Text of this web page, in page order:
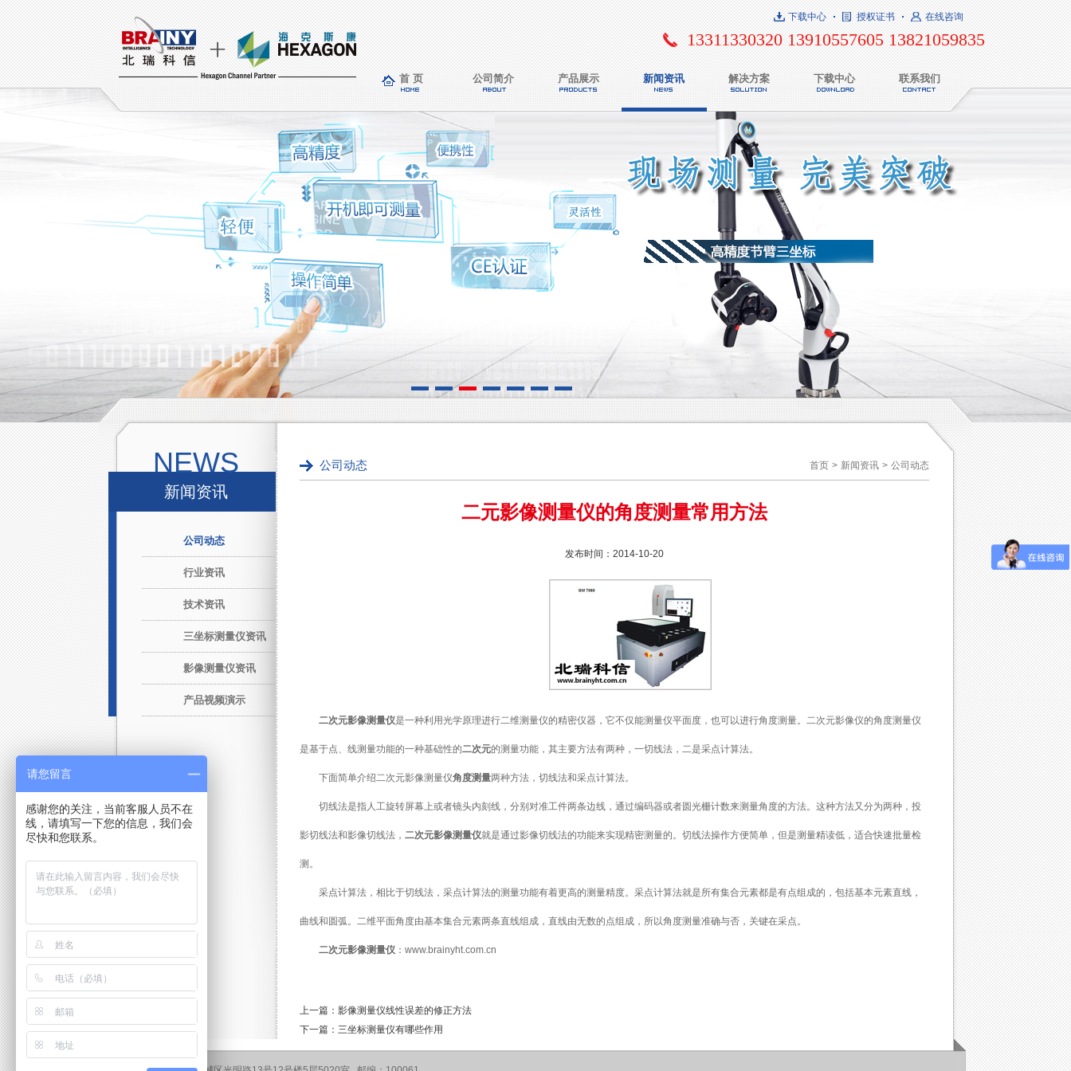
在线咨询
授权证书
下载中心
13311330320 13910557605 13821059835
首 页 公司简介 产品展示 新闻资讯 解决方案 下载中心 联系我们
NEWS
新闻资讯
公司动态
行业资讯
技术资讯
三坐标测量仪资讯
影像测量仪资讯
产品视频演示
首页 > 新闻资讯 > 公司动态
公司动态
二元影像测量仪的角度测量常用方法
发布时间：2014-10-20
二次元影像测量仪是一种利用光学原理进行二维测量仪的精密仪器，它不仅能测量仪平面度，也可以进行角度测量。二次元影像仪的角度测量仪
是基于点、线测量功能的一种基础性的二次元的测量功能，其主要方法有两种，一切线法，二是采点计算法。
下面简单介绍二次元影像测量仪角度测量两种方法，切线法和采点计算法。
切线法是指人工旋转屏幕上或者镜头内刻线，分别对准工件两条边线，通过编码器或者圆光栅计数来测量角度的方法。这种方法又分为两种，投
影切线法和影像切线法， 二次元影像测量仪就是通过影像切线法的功能来实现精密测量的。切线法操作方便简单，但是测量精读低，适合快速批量检
测。
采点计算法，相比于切线法，采点计算法的测量功能有着更高的测量精度。采点计算法就是所有集合元素都是有点组成的，包括基本元素直线，
曲线和圆弧。二维平面角度由基本集合元素两条直线组成，直线由无数的点组成，所以角度测量准确与否，关键在采点。
二次元影像测量仪 ： www.brainyht.com.cn
上一篇：影像测量仪线性误差的修正方法
下一篇：三坐标测量仪有哪些作用
请您留言
感谢您的关注，当前客服人员不在
线，请填写一下您的信息，我们会
尽快和您联系。